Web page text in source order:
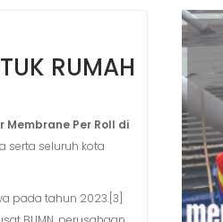
RUMAH
Membrane Per Roll di
serta seluruh kota
pada tahun 2023.[3]